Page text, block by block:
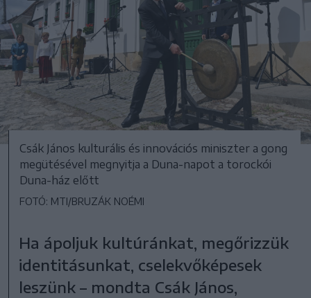
Csák János kulturális és innovációs miniszter a gong
megütésével megnyitja a Duna-napot a torockói
Duna-ház előtt
FOTÓ: MTI/BRUZÁK NOÉMI
Ha ápoljuk kultúránkat, megőrizzük
identitásunkat, cselekvőképesek
leszünk – mondta Csák János,